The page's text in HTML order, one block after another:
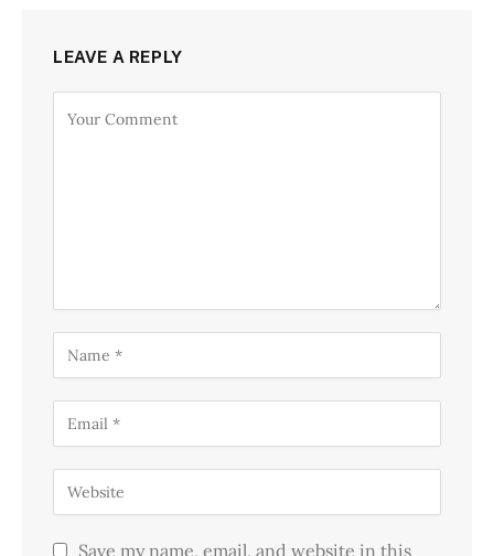
LEAVE A REPLY
Save my name, email, and website in this